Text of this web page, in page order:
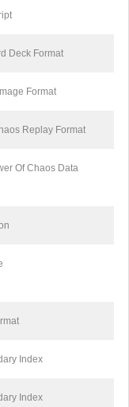
Deck Format
Format
Replay Format
Of Chaos Data
Index
Index